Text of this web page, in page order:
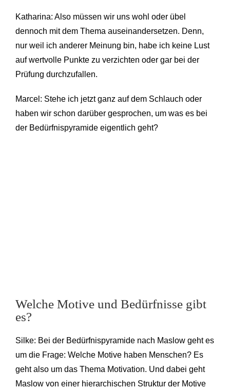
Katharina: Also müssen wir uns wohl oder übel
dennoch mit dem Thema auseinandersetzen. Denn,
nur weil ich anderer Meinung bin, habe ich keine Lust
auf wertvolle Punkte zu verzichten oder gar bei der
Prüfung durchzufallen.
Marcel: Stehe ich jetzt ganz auf dem Schlauch oder
haben wir schon darüber gesprochen, um was es bei
der Bedürfnispyramide eigentlich geht?
Welche Motive und Bedürfnisse gibt
es?
Silke: Bei der Bedürfnispyramide nach Maslow geht es
um die Frage: Welche Motive haben Menschen? Es
geht also um das Thema Motivation. Und dabei geht
Maslow von einer hierarchischen Struktur der Motive